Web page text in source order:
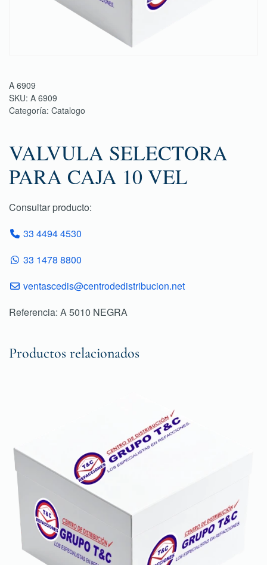
A 6909
SKU: A 6909
Categoría: Catalogo
VALVULA SELECTORA
PARA CAJA 10 VEL
Consultar producto:
33 4494 4530
33 1478 8800
ventascedis@centrodedistribucion.net
Referencia: A 5010 NEGRA
Productos relacionados